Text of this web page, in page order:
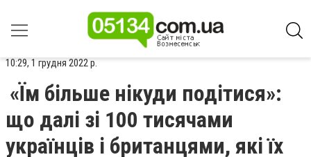
10:29, 1 грудня 2022 р.
«Їм більше нікуди подітися»:
що далі зі 100 тисячами
українців і британцями, які їх